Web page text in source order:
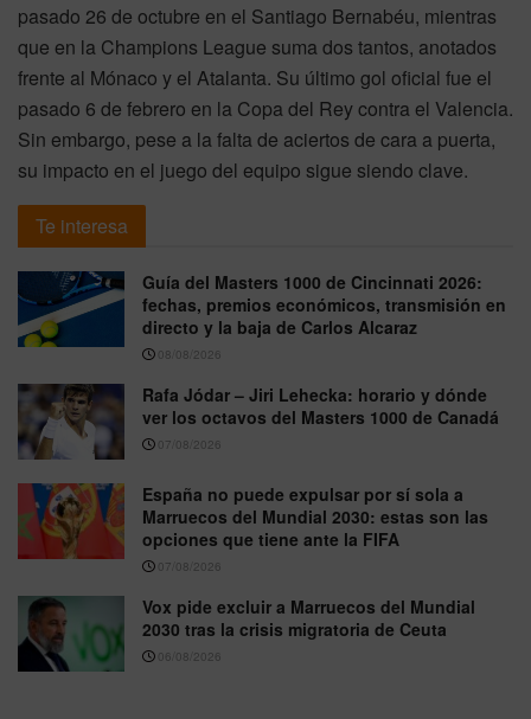
pasado 26 de octubre en el Santiago Bernabéu, mientras
que en la Champions League suma dos tantos, anotados
frente al Mónaco y el Atalanta. Su último gol oficial fue el
pasado 6 de febrero en la Copa del Rey contra el Valencia.
Sin embargo, pese a la falta de aciertos de cara a puerta,
su impacto en el juego del equipo sigue siendo clave.
Te interesa
Guía del Masters 1000 de Cincinnati 2026:
fechas, premios económicos, transmisión en
directo y la baja de Carlos Alcaraz
08/08/2026
Rafa Jódar – Jiri Lehecka: horario y dónde
ver los octavos del Masters 1000 de Canadá
07/08/2026
España no puede expulsar por sí sola a
Marruecos del Mundial 2030: estas son las
opciones que tiene ante la FIFA
07/08/2026
Vox pide excluir a Marruecos del Mundial
2030 tras la crisis migratoria de Ceuta
06/08/2026